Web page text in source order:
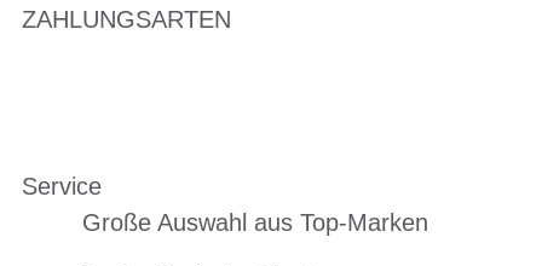
ZAHLUNGSARTEN
Service
Große Auswahl aus Top-Marken